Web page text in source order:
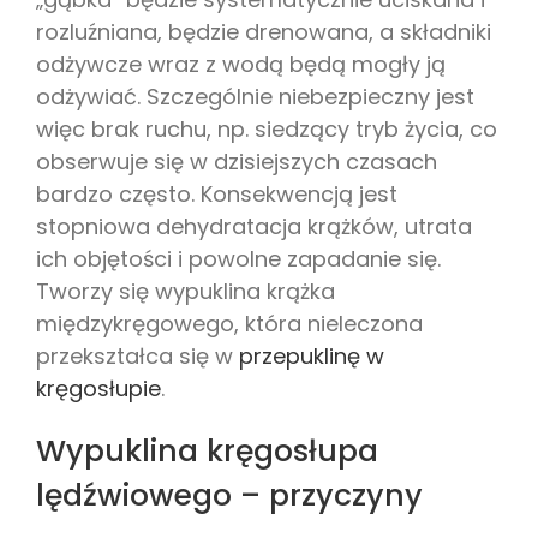
rozluźniana, będzie drenowana, a składniki
odżywcze wraz z wodą będą mogły ją
odżywiać. Szczególnie niebezpieczny jest
więc brak ruchu, np. siedzący tryb życia, co
obserwuje się w dzisiejszych czasach
bardzo często. Konsekwencją jest
stopniowa dehydratacja krążków, utrata
ich objętości i powolne zapadanie się.
Tworzy się wypuklina krążka
międzykręgowego, która nieleczona
przekształca się w przepuklinę w
kręgosłupie.
Wypuklina kręgosłupa
lędźwiowego – przyczyny